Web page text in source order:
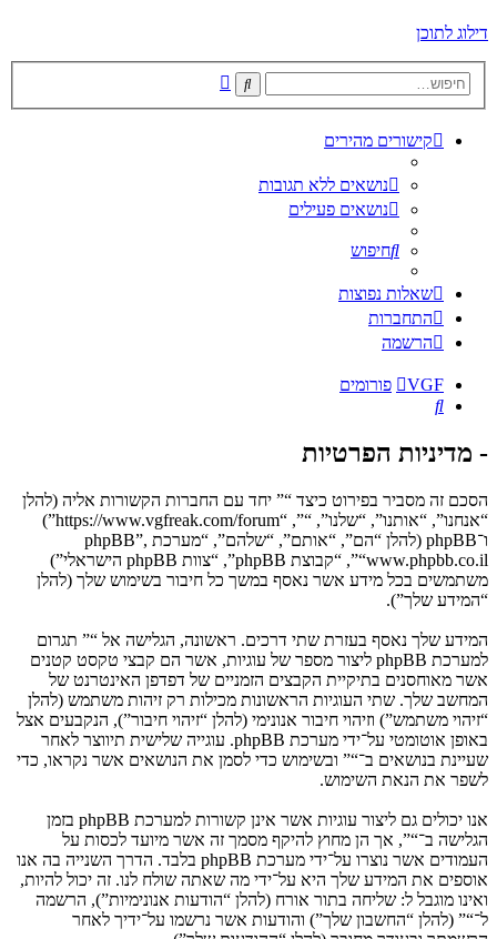
דילוג לתוכן
חיפוש
קישורים מהירים
נושאים ללא תגובות
נושאים פעילים
חיפוש
שאלות נפוצות
התחברות
הרשמה
VGF
פורומים
חיפוש
- מדיניות הפרטיות
הסכם זה מסביר בפירוט כיצד “” יחד עם החברות הקשורות אליה (להלן
“אנחנו”, “אותנו”, “שלנו”, “”, “https://www.vgfreak.com/forum”)
ו־phpBB (להלן “הם”, “אותם”, “שלהם”, “מערכת phpBB”,
“www.phpbb.co.il”, “קבוצת phpBB”, “צוות phpBB הישראלי”)
משתמשים בכל מידע אשר נאסף במשך כל חיבור בשימוש שלך (להלן
“המידע שלך”).
המידע שלך נאסף בעזרת שתי דרכים. ראשונה, הגלישה אל “” תגרום
למערכת phpBB ליצור מספר של עוגיות, אשר הם קבצי טקסט קטנים
אשר מאוחסנים בתיקיית הקבצים הזמניים של דפדפן האינטרנט של
המחשב שלך. שתי העוגיות הראשונות מכילות רק זיהות משתמש (להלן
“זיהוי משתמש”) וזיהוי חיבור אנונימי (להלן “זיהוי חיבור”), הנקבעים אצל
באופן אוטומטי על־ידי מערכת phpBB. עוגייה שלישית תיווצר לאחר
שעיינת בנושאים ב־“” ובשימוש כדי לסמן את הנושאים אשר נקראו, כדי
לשפר את הנאת השימוש.
אנו יכולים גם ליצור עוגיות אשר אינן קשורות למערכת phpBB בזמן
הגלישה ב־“”, אך הן מחוץ להיקף מסמך זה אשר מיועד לכסות על
העמודים אשר נוצרו על־ידי מערכת phpBB בלבד. הדרך השנייה בה אנו
אוספים את המידע שלך היא על־ידי מה שאתה שולח לנו. זה יכול להיות,
ואינו מוגבל ל: שליחה בתור אורח (להלן “הודעות אנונימיות”), הרשמה
ל־“” (להלן “החשבון שלך”) והודעות אשר נרשמו על־ידיך לאחר